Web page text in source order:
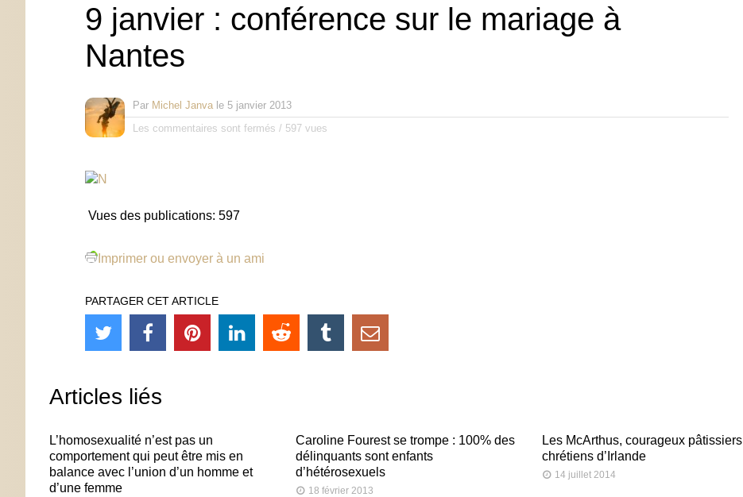
9 janvier : conférence sur le mariage à
Nantes
Par Michel Janva le 5 janvier 2013
Les commentaires sont fermés / 597 vues
Vues des publications: 597
Imprimer ou envoyer à un ami
PARTAGER CET ARTICLE
Articles liés
L’homosexualité n’est pas un
comportement qui peut être mis en
balance avec l’union d’un homme et
d’une femme
Caroline Fourest se trompe : 100% des
délinquants sont enfants
d’hétérosexuels
18 février 2013
Les McArthus, courageux pâtissiers
chrétiens d’Irlande
14 juillet 2014